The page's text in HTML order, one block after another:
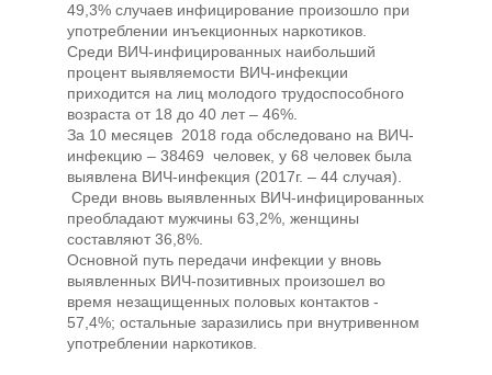
49,3% случаев инфицирование произошло при
употреблении инъекционных наркотиков.
Среди ВИЧ-инфицированных наибольший
процент выявляемости ВИЧ-инфекции
приходится на лиц молодого трудоспособного
возраста от 18 до 40 лет – 46%.
За 10 месяцев 2018 года обследовано на ВИЧ-
инфекцию – 38469 человек, у 68 человек была
выявлена ВИЧ-инфекция (2017г. – 44 случая).
Среди вновь выявленных ВИЧ-инфицированных
преобладают мужчины 63,2%, женщины
составляют 36,8%.
Основной путь передачи инфекции у вновь
выявленных ВИЧ-позитивных произошел во
время незащищенных половых контактов -
57,4%; остальные заразились при внутривенном
употреблении наркотиков.